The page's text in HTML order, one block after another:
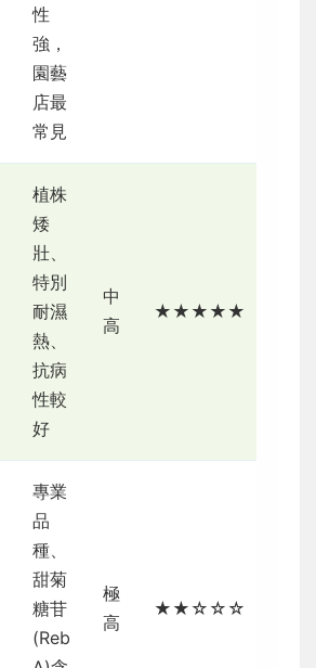
性
強，
園藝
店最
常見
植株
矮
壯、
特別
耐濕
熱、
抗病
性較
好
中
高
★★★★★
專業
品
種、
甜菊
糖苷
(Reb
極
高
★★☆☆☆